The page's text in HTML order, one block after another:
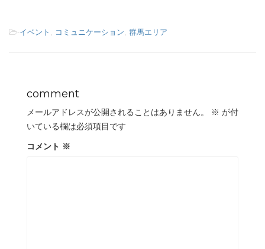
-イベント コミュニケーション 群馬エリア
comment
メールアドレスが公開されることはありません。 ※ が付
いている欄は必須項目です
コメント ※